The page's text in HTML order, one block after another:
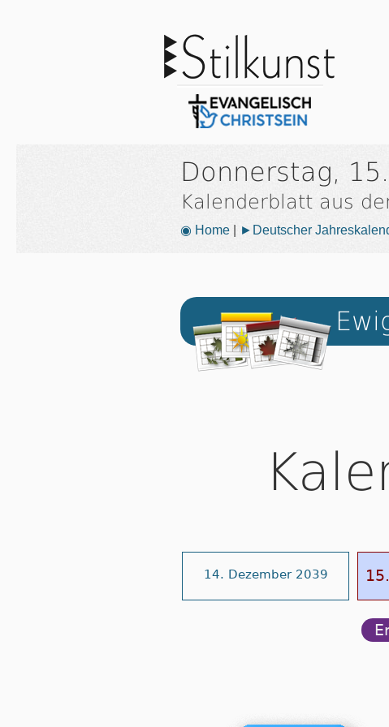
Donnerstag,
Kalenderblatt aus
◉ Home ►Deutscher
14. Dezember 2039